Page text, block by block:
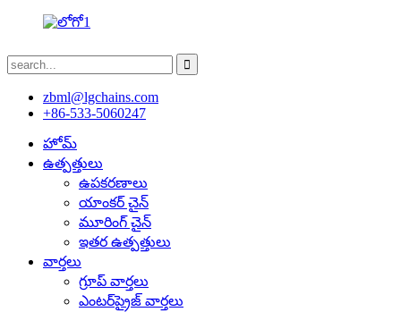
zbml@lgchains.com
+86-533-5060247
హోమ్
ఉత్పత్తులు
ఉపకరణాలు
యాంకర్ చైన్
మూరింగ్ చైన్
ఇతర ఉత్పత్తులు
వార్తలు
గ్రూప్ వార్తలు
ఎంటర్‌ప్రైజ్ వార్తలు